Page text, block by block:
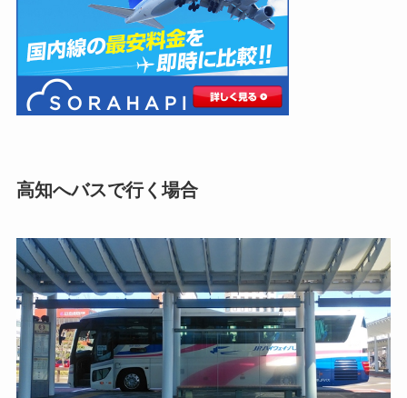
高知へバスで行く場合